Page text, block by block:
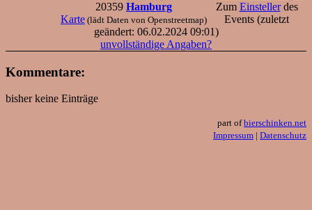
20359 Hamburg
Karte (lädt Daten von Openstreetmap)
Zum Einstellerdes
Events (zuletzt
geändert: 06.02.2024 09:01)
unvollständige Angaben?
Kommentare:
bisher keine Einträge
part ofbierschinken.net
Impressum | Datenschutz